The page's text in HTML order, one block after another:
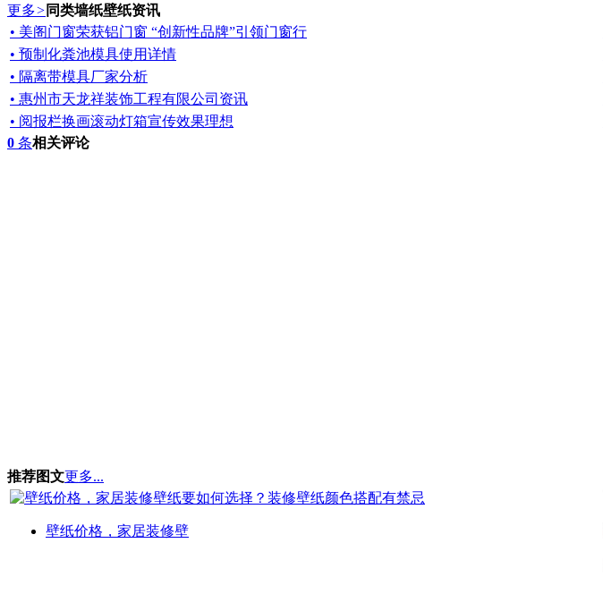
更多> 同类墙纸壁纸资讯
• 美阁门窗荣获铝门窗 “创新性品牌”引领门窗行
• 预制化粪池模具使用详情
• 隔离带模具厂家分析
• 惠州市天龙祥装饰工程有限公司资讯
• 阅报栏换画滚动灯箱宣传效果理想
0 条相关评论
推荐图文更多...
壁纸价格，家居装修壁